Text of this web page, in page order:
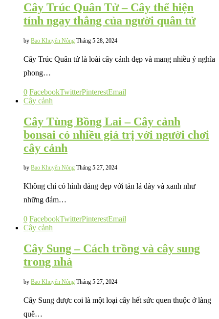
Cây Trúc Quân Tử – Cây thể hiện
tính ngay thẳng của người quân tử
by Bao Khuyến Nông Tháng 5 28, 2024
Cây Trúc Quân tử là loài cây cảnh đẹp và mang nhiều ý nghĩa
phong…
0 FacebookTwitterPinterestEmail
Cây cảnh
Cây Tùng Bồng Lai – Cây cảnh
bonsai có nhiều giá trị với người chơi
cây cảnh
by Bao Khuyến Nông Tháng 5 27, 2024
Không chỉ có hình dáng đẹp với tán lá dày và xanh như
những đám…
0 FacebookTwitterPinterestEmail
Cây cảnh
Cây Sung – Cách trồng và cây sung
trong nhà
by Bao Khuyến Nông Tháng 5 27, 2024
Cây Sung được coi là một loại cây hết sức quen thuộc ở làng
quê…